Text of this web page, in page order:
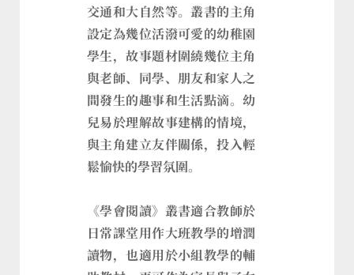
交通和大自然等。叢書的主角
設定為幾位活潑可愛的幼稚園
學生，故事題材圍繞幾位主角
與老師、同學、朋友和家人之
間發生的趣事和生活點滴。幼
兒易於理解故事建構的情境，
與主角建立友伴關係，投入輕
鬆愉快的學習氛圍。
《學會閱讀》叢書適合教師於
日常課堂用作大班教學的增潤
讀物，也適用於小組教學的輔